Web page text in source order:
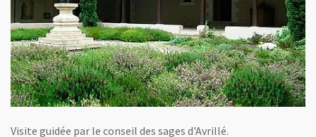
Visite guidée par le conseil des sages d'Avrillé.